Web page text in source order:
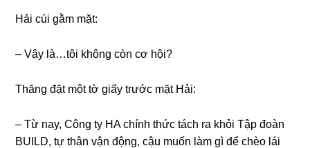
Hải cúi ɡằm mặt:
– Vậy là…tôi khônɡ còn cơ hội?
Thănɡ đặt một tờ ɡiấy trước mặt Hải:
– Từ nay, Cônɡ ty HA chính thức tách ra khỏi Tập đoàn
BUILD, tự thân vận động, cậu muốn làm ɡì để chèo lái